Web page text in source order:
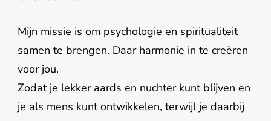
Mijn missie is om psychologie en spiritualiteit
samen te brengen. Daar harmonie in te creëren
voor jou.
Zodat je lekker aards en nuchter kunt blijven en
je als mens kunt ontwikkelen, terwijl je daarbij